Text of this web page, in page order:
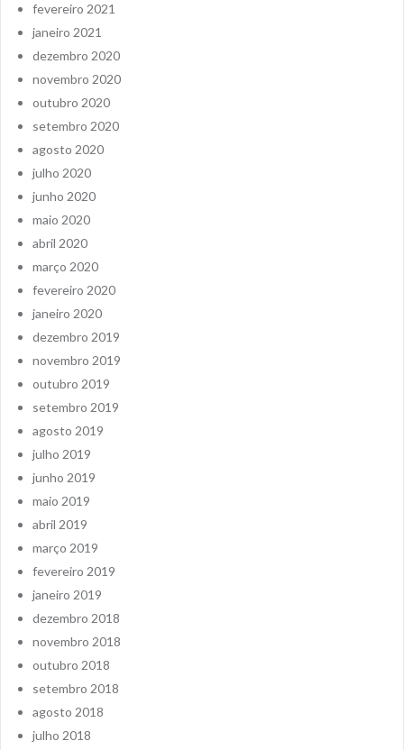
fevereiro 2021
janeiro 2021
dezembro 2020
novembro 2020
outubro 2020
setembro 2020
agosto 2020
julho 2020
junho 2020
maio 2020
abril 2020
março 2020
fevereiro 2020
janeiro 2020
dezembro 2019
novembro 2019
outubro 2019
setembro 2019
agosto 2019
julho 2019
junho 2019
maio 2019
abril 2019
março 2019
fevereiro 2019
janeiro 2019
dezembro 2018
novembro 2018
outubro 2018
setembro 2018
agosto 2018
julho 2018